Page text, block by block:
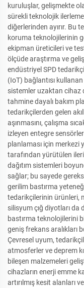
kuruluşlar, gelişmekte
sürekli teknolojik
diğerlerinden ayırır. Bu
koruma teknolojilerinin
ekipman üreticileri ve
ölçüde araştırma ve
endüstriyel SPD
(IoT) bağlantısı
sistemler uzaktan cihaz
tahmine dayalı bakım
tedarikçilerden gelen
aşınmasını, çalışma
izleyen entegre
planlaması için merkezi
tarafından yürütülen
dağıtım sistemleri
sağlar; bu sayede
gerilim bastırma
tedarikçilerinin ürünleri,
silisyum çığ diyotları da
bastırma teknolojilerini
geniş frekans aralıkları
Çevresel uyum,
atmosferler ve deprem
bileşen malzemeleri
cihazların enerji emme
artırılmış kesit alanları